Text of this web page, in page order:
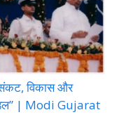
विकास और
| Modi Gujarat